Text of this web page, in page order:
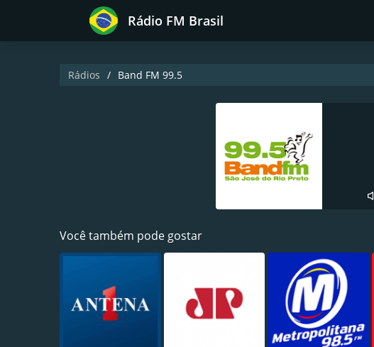
Rádio FM Brasil
Rádios Band FM 99.5
Você também pode gostar